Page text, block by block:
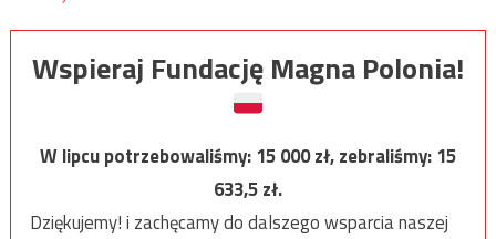
Wspieraj Fundację Magna Polonia!
W lipcu potrzebowaliśmy:15 000zł, zebraliśmy:15
633,5zł.
Dziękujemy! i zachęcamy do dalszego wsparcia naszej